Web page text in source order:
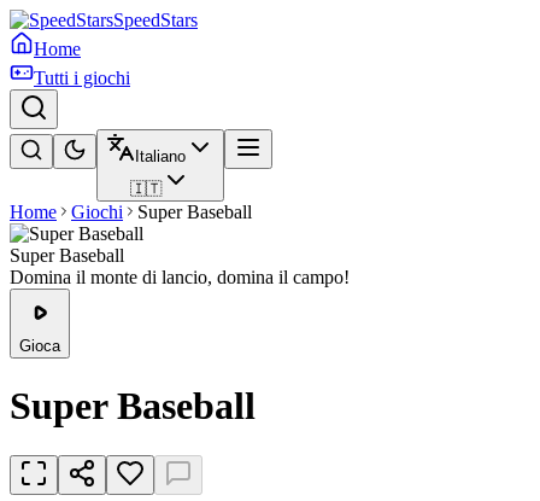
SpeedStars
Home
Tutti i giochi
Italiano
🇮🇹
Home Giochi Super Baseball
Super Baseball
Domina il monte di lancio, domina il campo!
Gioca
Super Baseball